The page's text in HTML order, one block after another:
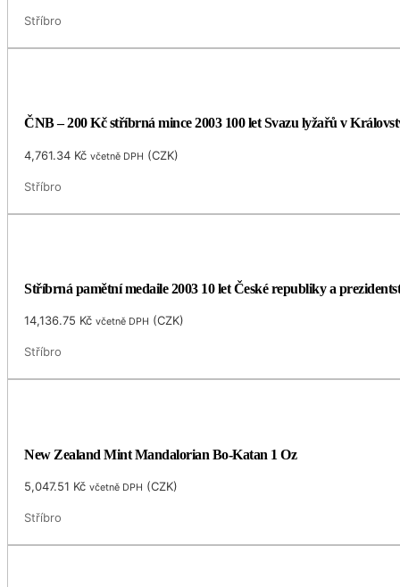
Stříbro
ČNB – 200 Kč stříbrná mince 2003 100 let Svazu lyžařů v
4,761.34 Kč včetně DPH (CZK)
Stříbro
Stříbrná pamětní medaile 2003 10 let České republiky a
14,136.75 Kč včetně DPH (CZK)
Stříbro
New Zealand Mint Mandalorian Bo-Katan 1 Oz
5,047.51 Kč včetně DPH (CZK)
Stříbro